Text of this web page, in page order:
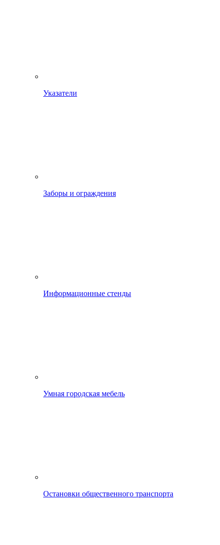
Указатели
Заборы и ограждения
Информационные стенды
Умная городская мебель
Остановки общественного транспорта